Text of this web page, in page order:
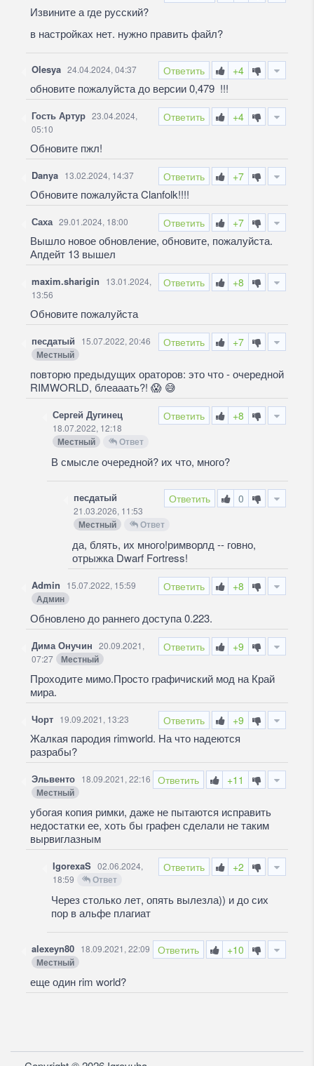
Извините а где русский?
в настройках нет. нужно править файл?
Ответить +4
Olesya 24.04.2024, 04:37
обновите пожалуйста до версии 0,479 !!!
Ответить +4
Гость Артур 23.04.2024,
05:10
Обновите пжл!
Ответить +7
Danya 13.02.2024, 14:37
Обновите пожалуйста Clanfolk!!!!
Ответить +7
Саха 29.01.2024, 18:00
Вышло новое обновление, обновите, пожалуйста.
Апдейт 13 вышел
Ответить +8
maxim.sharigin
13.01.2024,
13:56
Обновите пожалуйста
Ответить +7
песдатый 15.07.2022, 20:46
Местный
повторю предыдущих ораторов: это что - очередной
RIMWORLD, блеааать?! 😱 😅
Ответить +8
Сергей Дугинец
18.07.2022, 12:18
Местный Ответ
В смысле очередной? их что, много?
Ответить 0
песдатый
21.03.2026, 11:53
Местный Ответ
да, блять, их много!римворлд -- говно,
отрыжка Dwarf Fortress!
Ответить +8
Admin 15.07.2022, 15:59
Админ
Обновлено до раннего доступа 0.223.
Ответить +9
Дима Онучин 20.09.2021,
07:27
Местный
Проходите мимо.Просто графичиский мод на Край
мира.
Ответить +9
Чорт 19.09.2021, 13:23
Жалкая пародия rimworld. На что надеются
разрабы?
Ответить +11
Эльвенто 18.09.2021, 22:16
Местный
убогая копия римки, даже не пытаются исправить
недостатки ее, хоть бы графен сделали не таким
вырвиглазным
Ответить +2
IgorexaS 02.06.2024,
18:59
Ответ
Через столько лет, опять вылезла)) и до сих
пор в альфе плагиат
Ответить +10
alexeyn80 18.09.2021, 22:09
Местный
еще один rim world?